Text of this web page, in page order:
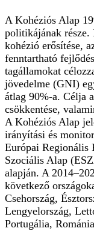
A Kohéziós Alap
politikájának része.
kohézió erősítése,
fenntartható
tagállamokat
jövedelme (GNI)
átlag 90%-a. Célja
csökkentése,
A Kohéziós Alap
irányítási és
Európai Regionális
Szociális Alap
alapján. A
következő
Csehország,
Lengyelország,
Portugália,